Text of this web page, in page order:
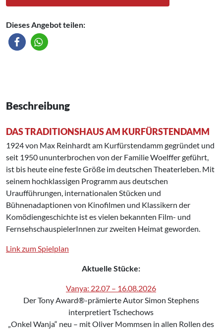
Dieses Angebot teilen:
Beschreibung
DAS TRADITIONSHAUS AM KURFÜRSTENDAMM
1924 von Max Reinhardt am Kurfürstendamm gegründet und
seit 1950 ununterbrochen von der Familie Woelffer geführt,
ist bis heute eine feste Größe im deutschen Theaterleben. Mit
seinem hochklassigen Programm aus deutschen
Uraufführungen, internationalen Stücken und
Bühnenadaptionen von Kinofilmen und Klassikern der
Komödiengeschichte ist es vielen bekannten Film- und
FernsehschauspielerInnen zur zweiten Heimat geworden.
Link zum Spielplan
Aktuelle Stücke:
Vanya: 22.07 – 16.08.2026
Der Tony Award®-prämierte Autor Simon Stephens
interpretiert Tschechows
„Onkel Wanja“ neu – mit Oliver Mommsen in allen Rollen des